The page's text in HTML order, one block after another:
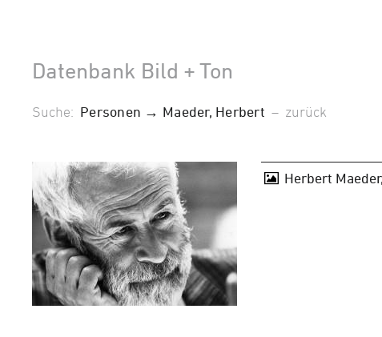
Datenbank Bild + Ton
Suche: Personen → Maeder, Herbert – zurück
Herbert